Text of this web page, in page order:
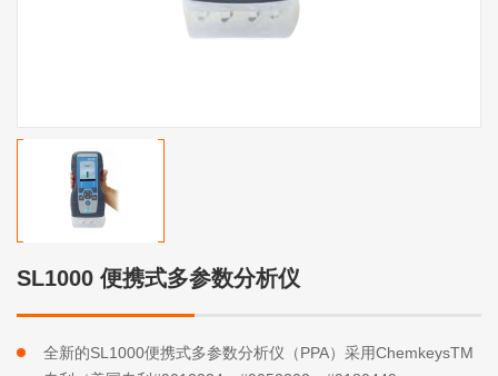
SL1000 便携式多参数分析仪
全新的SL1000便携式多参数分析仪（PPA）采用ChemkeysTM